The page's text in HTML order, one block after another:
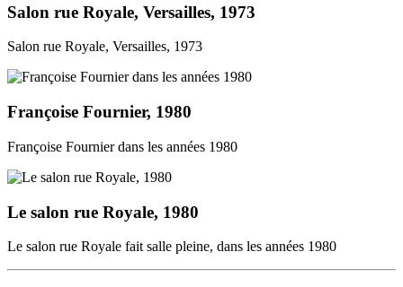
Salon rue Royale, Versailles, 1973
Salon rue Royale, Versailles, 1973
Françoise Fournier, 1980
Françoise Fournier dans les années 1980
Le salon rue Royale, 1980
Le salon rue Royale fait salle pleine, dans les années 1980